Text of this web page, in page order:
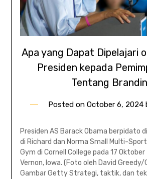
Apa yang Dapat Dipelajari
Presiden kepada
Tentang
Posted on October 6, 2024
Presiden AS Barack Obama berpidato
di Richard dan Norma Small Multi-
Gym di Cornell College pada 17
Vernon, Iowa. (Foto oleh David
Gambar Getty Strategi, taktik, dan